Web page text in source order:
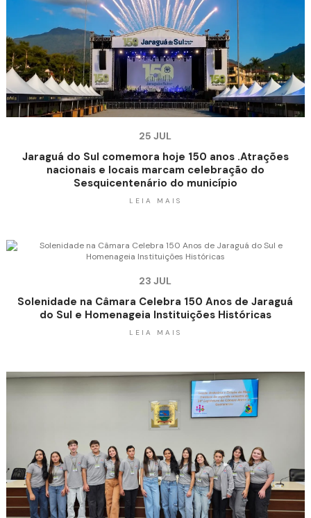
25 JUL
Jaraguá do Sul comemora hoje 150 anos .Atrações
nacionais e locais marcam celebração do
Sesquicentenário do município
LEIA MAIS
23 JUL
Solenidade na Câmara Celebra 150 Anos de Jaraguá
do Sul e Homenageia Instituições Históricas
LEIA MAIS